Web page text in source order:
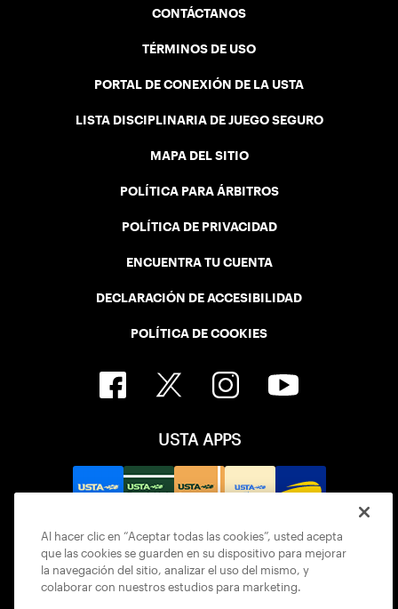
CONTÁCTANOS
TÉRMINOS DE USO
PORTAL DE CONEXIÓN DE LA USTA
LISTA DISCIPLINARIA DE JUEGO SEGURO
MAPA DEL SITIO
POLÍTICA PARA ÁRBITROS
POLÍTICA DE PRIVACIDAD
ENCUENTRA TU CUENTA
DECLARACIÓN DE ACCESIBILIDAD
POLÍTICA DE COOKIES
USTA APPS
Al hacer clic en “Aceptar todas las cookies”, usted acepta
que las cookies se guarden en su dispositivo para mejorar
la navegación del sitio, analizar el uso del mismo, y
colaborar con nuestros estudios para marketing.